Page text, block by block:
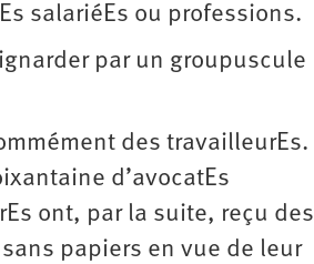
salariéEs ou professions.
par un groupuscule
des travailleurEs.
d’avocatEs
ont, par la suite, reçu des
papiers en vue de leur